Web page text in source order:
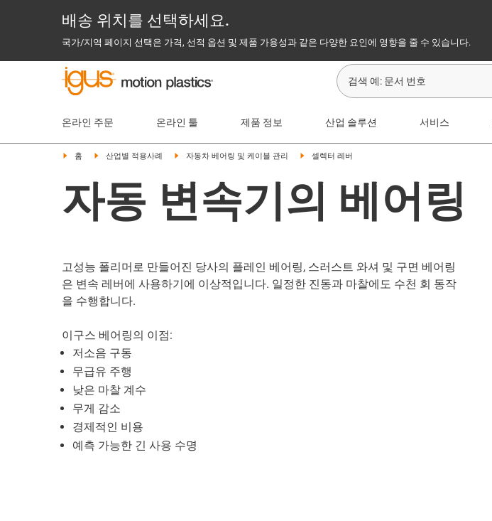
배송 위치를 선택하세요.
국가/지역 페이지 선택은 가격, 선적 옵션 및 제품 가용성과 같은 다양한 요인에 영향을 줄 수 있습니다.
온라인 주문 온라인 툴 제품 정보 산업 솔루션 서비스
홈 산업별 적용사례 자동차 베어링 및 케이블 관리 셀렉터 레버
자동 변속기의 베어링
고성능 폴리머로 만들어진 당사의 플레인 베어링, 스러스트 와셔 및 구면 베어링
은 변속 레버에 사용하기에 이상적입니다. 일정한 진동과 마찰에도 수천 회 동작
을 수행합니다.
이구스 베어링의 이점:
저소음 구동
무급유 주행
낮은 마찰 계수
무게 감소
경제적인 비용
예측 가능한 긴 사용 수명